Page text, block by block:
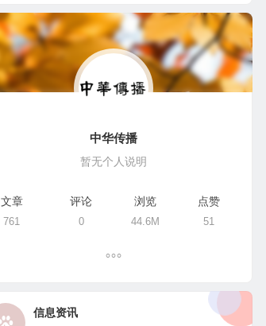
中华传播
暂无个人说明
文章
761
评论
0
浏览
44.6M
点赞
51
信息资讯